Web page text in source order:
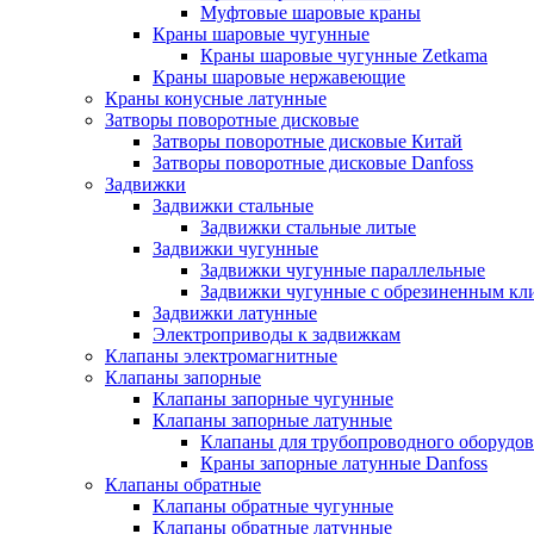
Муфтовые шаровые краны
Краны шаровые чугунные
Краны шаровые чугунные Zetkama
Краны шаровые нержавеющие
Краны конусные латунные
Затворы поворотные дисковые
Затворы поворотные дисковые Китай
Затворы поворотные дисковые Danfoss
Задвижки
Задвижки стальные
Задвижки стальные литые
Задвижки чугунные
Задвижки чугунные параллельные
Задвижки чугунные с обрезиненным
Задвижки латунные
Электроприводы к задвижкам
Клапаны электромагнитные
Клапаны запорные
Клапаны запорные чугунные
Клапаны запорные латунные
Клапаны для трубопроводного
Краны запорные латунные Danfoss
Клапаны обратные
Клапаны обратные чугунные
Клапаны обратные латунные